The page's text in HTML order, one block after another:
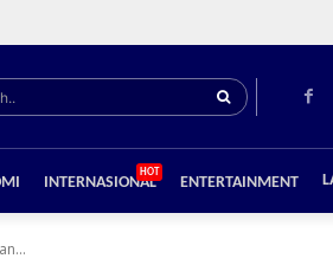
INTERNASIONAL
HOT
ENTERTAINMENT